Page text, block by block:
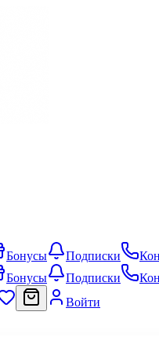
Бонусы Подписки
Бонусы Подписки
Войти